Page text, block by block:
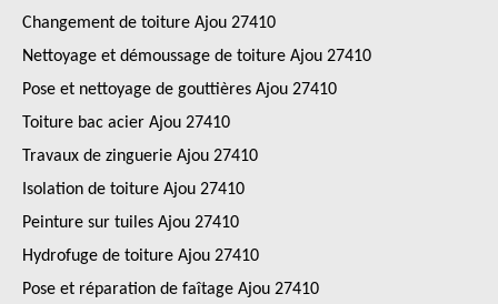
Changement de toiture Ajou 27410
Nettoyage et démoussage de toiture Ajou 27410
Pose et nettoyage de gouttières Ajou 27410
Toiture bac acier Ajou 27410
Travaux de zinguerie Ajou 27410
Isolation de toiture Ajou 27410
Peinture sur tuiles Ajou 27410
Hydrofuge de toiture Ajou 27410
Pose et réparation de faîtage Ajou 27410